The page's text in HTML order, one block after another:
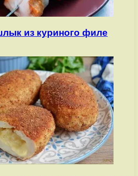
из куриного филе